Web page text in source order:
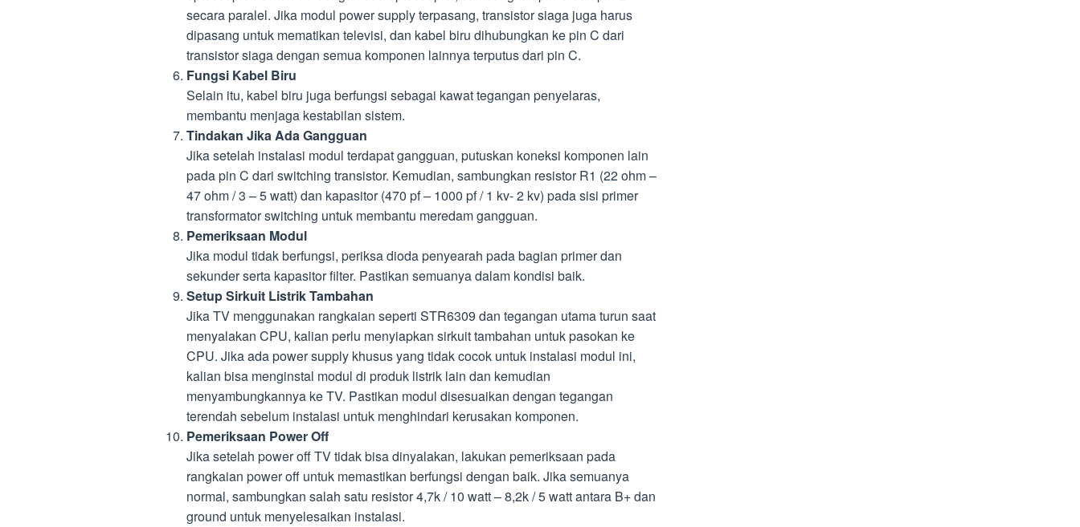
secara paralel. Jika modul power supply terpasang, transistor siaga juga harus
dipasang untuk mematikan televisi, dan kabel biru dihubungkan ke pin C dari
transistor siaga dengan semua komponen lainnya terputus dari pin C.
Fungsi Kabel Biru
Selain itu, kabel biru juga berfungsi sebagai kawat tegangan penyelaras,
membantu menjaga kestabilan sistem.
Tindakan Jika Ada Gangguan
Jika setelah instalasi modul terdapat gangguan, putuskan koneksi komponen lain
pada pin C dari switching transistor. Kemudian, sambungkan resistor R1 (22 ohm –
47 ohm / 3 – 5 watt) dan kapasitor (470 pf – 1000 pf / 1 kv- 2 kv) pada sisi primer
transformator switching untuk membantu meredam gangguan.
Pemeriksaan Modul
Jika modul tidak berfungsi, periksa dioda penyearah pada bagian primer dan
sekunder serta kapasitor filter. Pastikan semuanya dalam kondisi baik.
Setup Sirkuit Listrik Tambahan
Jika TV menggunakan rangkaian seperti STR6309 dan tegangan utama turun saat
menyalakan CPU, kalian perlu menyiapkan sirkuit tambahan untuk pasokan ke
CPU. Jika ada power supply khusus yang tidak cocok untuk instalasi modul ini,
kalian bisa menginstal modul di produk listrik lain dan kemudian
menyambungkannya ke TV. Pastikan modul disesuaikan dengan tegangan
terendah sebelum instalasi untuk menghindari kerusakan komponen.
Pemeriksaan Power Off
Jika setelah power off TV tidak bisa dinyalakan, lakukan pemeriksaan pada
rangkaian power off untuk memastikan berfungsi dengan baik. Jika semuanya
normal, sambungkan salah satu resistor 4,7k / 10 watt – 8,2k / 5 watt antara B+ dan
ground untuk menyelesaikan instalasi.